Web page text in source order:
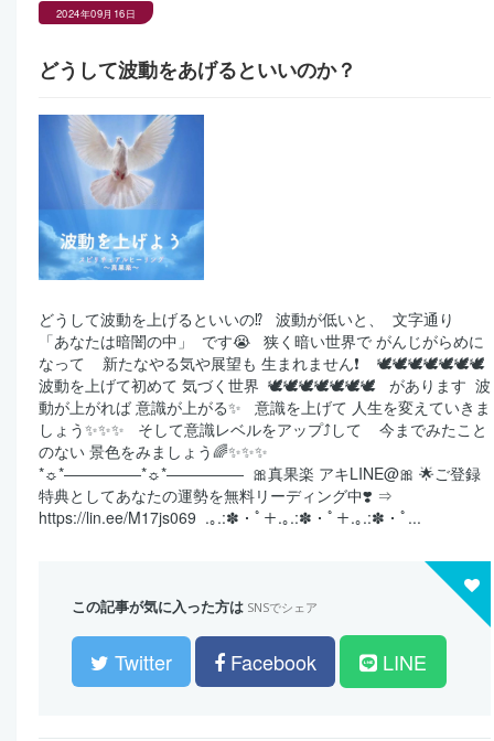
2024年09月16日
どうして波動をあげるといいのか？
どうして波動を上げるといいの⁉️ ⁡ ⁡ 波動が低いと、 ⁡ 文字通り ⁡
「あなたは暗闇の中」 ⁡ です😭 ⁡ ⁡ 狭く暗い世界で がんじがらめに
なって ⁡ ⁡ ⁡ 新たなやる気や展望も 生まれません❗️ ⁡ ⁡ ⁡ 🕊🕊🕊🕊🕊🕊🕊 ⁡
波動を上げて初めて 気づく世界 ⁡ 🕊🕊🕊🕊🕊🕊🕊 ⁡ ⁡ があります ⁡ 波
動が上がれば 意識が上がる✨ ⁡ ⁡ 意識を上げて 人生を変えていきま
しょう✨✨✨ ⁡ ⁡ そして意識レベルをアップ⤴️して ⁡ ⁡ ⁡ 今までみたこと
のない 景色をみましょう🌈✨✨✨ ⁡ ⁡ ⁡ ⁡ ⁡
*☼*―――――*☼*――――― ⁡ 🎀真果楽 アキLINE@🎀 🌟ご登録
特典としてあなたの運勢を無料リーディング中❣️ ⇒
https://lin.ee/M17js069 ⁡ .｡.:✽・ﾟ＋.｡.:✽・ﾟ＋.｡.:✽・ﾟ...
この記事が気に入った方は SNSでシェア
Twitter Facebook LINE